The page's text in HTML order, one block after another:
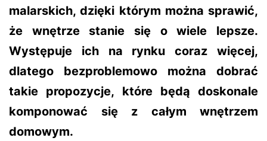
malarskich, dzięki którym można sprawić,
że wnętrze stanie się o wiele lepsze.
Występuje ich na rynku coraz więcej,
dlatego bezproblemowo można dobrać
takie propozycje, które będą doskonale
komponować się z całym wnętrzem
domowym.